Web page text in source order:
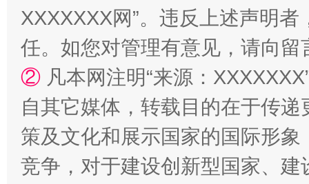
XXXXXXX网”。违反上述声明
任。如您对管理有意见，请向
② 凡本网注明“来源：
自其它媒体，转载目的在于传
策及文化和展示国家的国际形
竞争，对于建设创新型国家、